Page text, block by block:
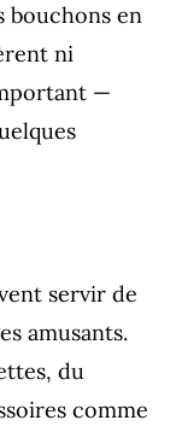
bouchons en
ni
—
servir de
amusants.
du
comme